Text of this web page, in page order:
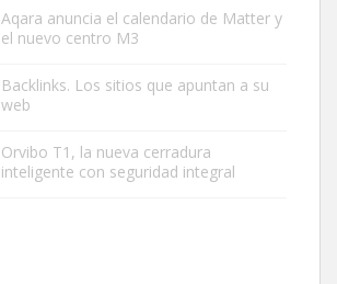
Aqara anuncia el calendario de Matter y
el nuevo centro M3
Backlinks. Los sitios que apuntan a su
web
Orvibo T1, la nueva cerradura
inteligente con seguridad integral